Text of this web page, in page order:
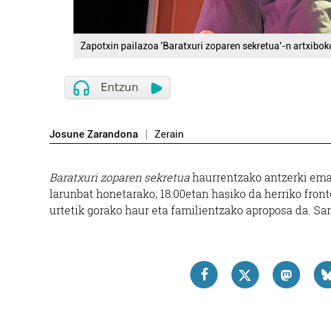
Zapotxin pailazoa 'Baratxuri zoparen sekretua'-n
Josune Zarandona Zerain
Baratxuri zoparen sekretuahaurrentzako antzerki
larunbat honetarako; 18:00etan hasiko da herriko
urtetik gorako haur eta familientzako aproposa da.